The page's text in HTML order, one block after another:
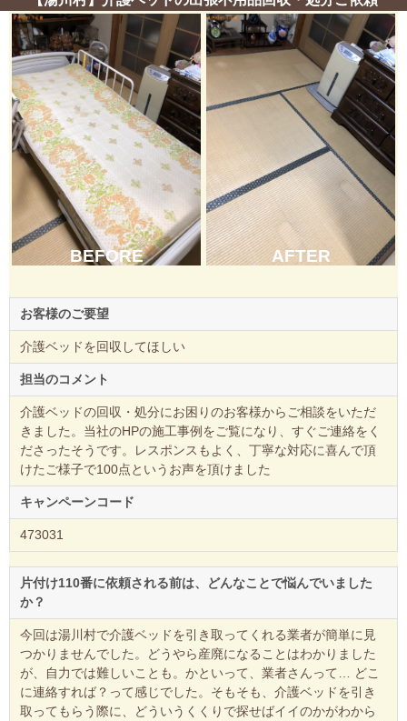
BEFORE AFTER
お客様のご要望
介護ベッドを回収してほしい
担当のコメント
介護ベッドの回収・処分にお困りのお客様からご相談をいただ
きました。当社のHPの施工事例をご覧になり、すぐご連絡をく
ださったそうです。レスポンスもよく、丁寧な対応に喜んで頂
けたご様子で100点というお声を頂けました
キャンペーンコード
473031
片付け110番に依頼される前は、どんなことで悩んでいました
か？
今回は湯川村で介護ベッドを引き取ってくれる業者が簡単に見
つかりませんでした。どうやら産廃になることはわかりました
が、自力では難しいことも。かといって、業者さんって… どこ
に連絡すれば？って感じでした。そもそも、介護ベッドを引き
取ってもらう際に、どういうくくりで探せばイイのかがわから